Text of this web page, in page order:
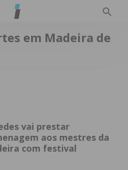
em Madeira de
vai prestar
aos mestres da
com festival